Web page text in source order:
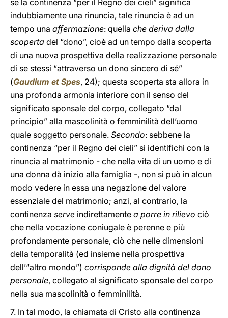
se la continenza “per il Regno dei cieli” significa
indubbiamente una rinuncia, tale rinuncia è ad un
tempo una affermazione: quella che deriva dalla
scoperta del “dono”, cioè ad un tempo dalla scoperta
di una nuova prospettiva della realizzazione personale
di se stessi “attraverso un dono sincero di sé”
(Gaudium et Spes, 24); questa scoperta sta allora in
una profonda armonia interiore con il senso del
significato sponsale del corpo, collegato “dal
principio” alla mascolinità o femminilità dell’uomo
quale soggetto personale. Secondo: sebbene la
continenza “per il Regno dei cieli” si identifichi con la
rinuncia al matrimonio - che nella vita di un uomo e di
una donna dà inizio alla famiglia -, non si può in alcun
modo vedere in essa una negazione del valore
essenziale del matrimonio; anzi, al contrario, la
continenza serve indirettamente a porre in rilievo ciò
che nella vocazione coniugale è perenne e più
profondamente personale, ciò che nelle dimensioni
della temporalità (ed insieme nella prospettiva
dell’“altro mondo”) corrisponde alla dignità del dono
personale, collegato al significato sponsale del corpo
nella sua mascolinità o femminilità.
7. In tal modo, la chiamata di Cristo alla continenza